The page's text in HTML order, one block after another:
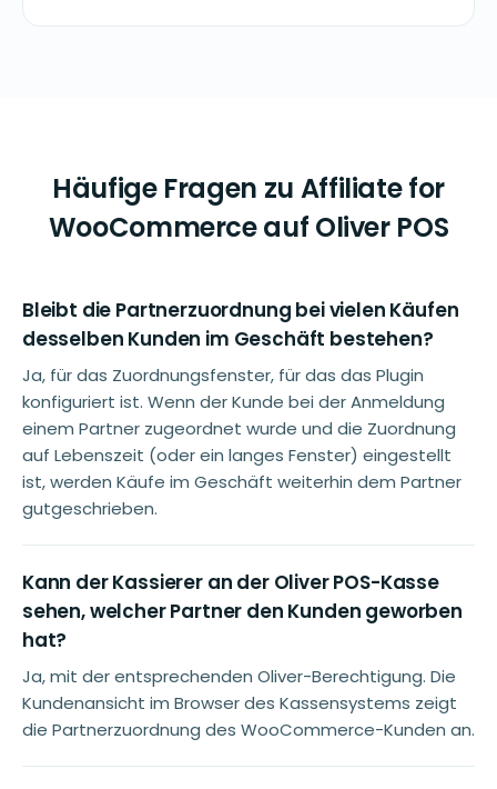
Häufige Fragen zu Affiliate for
WooCommerce auf Oliver POS
Bleibt die Partnerzuordnung bei vielen Käufen
desselben Kunden im Geschäft bestehen?
Ja, für das Zuordnungsfenster, für das das Plugin
konfiguriert ist. Wenn der Kunde bei der Anmeldung
einem Partner zugeordnet wurde und die Zuordnung
auf Lebenszeit (oder ein langes Fenster) eingestellt
ist, werden Käufe im Geschäft weiterhin dem Partner
gutgeschrieben.
Kann der Kassierer an der Oliver POS-Kasse
sehen, welcher Partner den Kunden geworben
hat?
Ja, mit der entsprechenden Oliver-Berechtigung. Die
Kundenansicht im Browser des Kassensystems zeigt
die Partnerzuordnung des WooCommerce-Kunden an.